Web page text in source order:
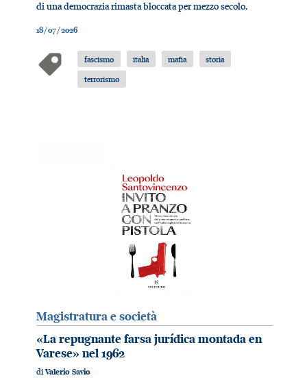
di una democrazia rimasta bloccata per mezzo secolo.
18/07/2026
fascismo italia mafia
storia
terrorismo
Magistratura e società
«La repugnante farsa jurídica montada en
Varese» nel 1962
diValerio Savio